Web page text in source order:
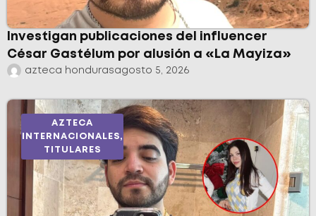
Investigan publicaciones del influencer
César Gastélum por alusión a «La Mayiza»
azteca hondurasagosto 5, 2026
AZTECA
INTERNACIONALES,
TITULARES